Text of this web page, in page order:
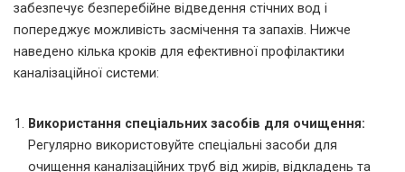
забезпечує безперебійне відведення стічних вод і
попереджує можливість засмічення та запахів. Нижче
наведено кілька кроків для ефективної профілактики
каналізаційної системи:
Використання спеціальних засобів для очищення:
Регулярно використовуйте спеціальні засоби для
очищення каналізаційних труб від жирів, відкладень та